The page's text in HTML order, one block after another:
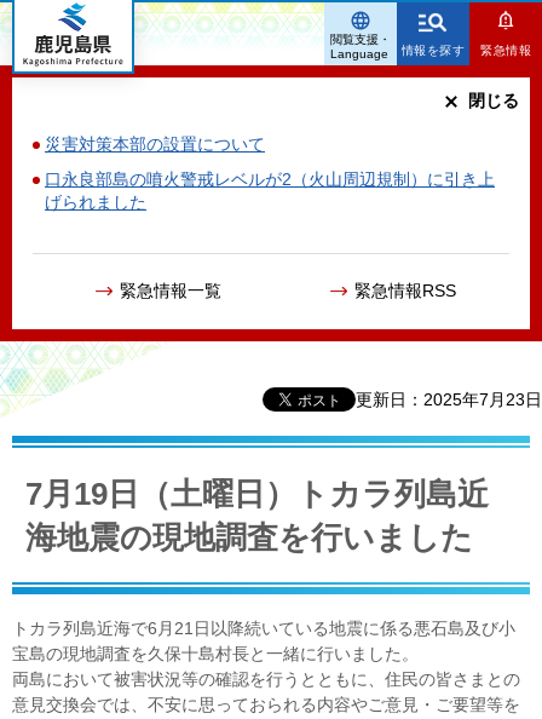
鹿児島県
情報を探す 緊急情報
災害対策本部の設置について
口永良部島の噴火警戒レベルが2（火山周辺規制）に引き上
げられました
緊急情報一覧 緊急情報RSS
閉じる
閲覧支援・
Language
更新日：2025年7月23日
7月19日（土曜日）トカラ列島近
海地震の現地調査を行いました
トカラ列島近海で6月21日以降続いている地震に係る悪石島及び小
宝島の現地調査を久保十島村長と一緒に行いました。
両島において被害状況等の確認を行うとともに、住民の皆さまとの
意見交換会では、不安に思っておられる内容やご意見・ご要望等を